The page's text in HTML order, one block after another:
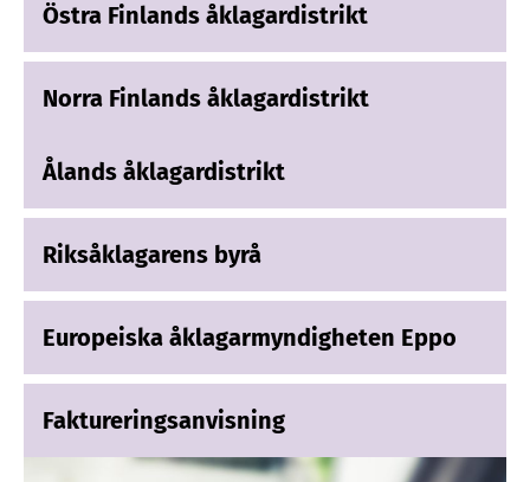
Östra Finlands åklagardistrikt
Norra Finlands åklagardistrikt
Ålands åklagardistrikt
Riksåklagarens byrå
Europeiska åklagarmyndigheten Eppo
Faktureringsanvisning